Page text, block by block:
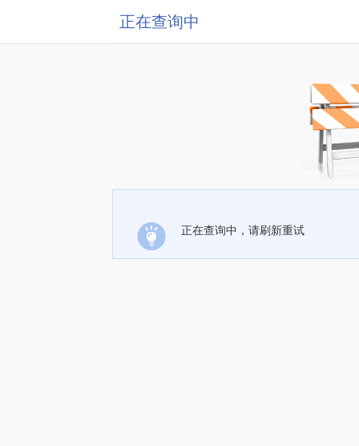
正在查询中
正在查询中，请刷新重试